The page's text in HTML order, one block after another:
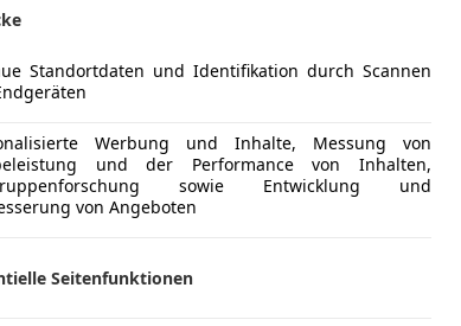
17 Zoll Alufelgen (typisiert)
Sportauspuffanlage für sportlichen Sound
Sommerfahrzeug, kein Winterbetrieb
Liebevoll gepflegt, Nichtraucherfahrzeug
von Familienzuwachs trenne ich mich
Mehr anzeigen
anzeigen
Standortdaten und Identifikation durch Scannen
Werbung und Inhalte, Messung von
und der Performance von Inhalten,
sowie Entwicklung und
von Angeboten
Seitenfunktionen